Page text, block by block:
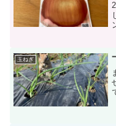
玉ねぎ